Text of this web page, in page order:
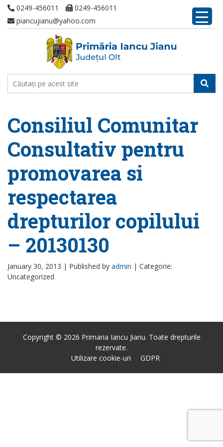
0249-456011
0249-456011
piancujianu@yahoo.com
Consiliul Comunitar
Consultativ pentru
promovarea si
respectarea
drepturilor copilului
– 20130130
January 30, 2013 | Published by admin | Categorie:
Uncategorized
Copyright © 2026 Primaria Iancu Jianu. Toate drepturile
rezervate.
Utilizare cookie-uri
GDPR